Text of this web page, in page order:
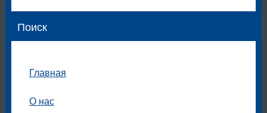
Поиск
Главная
О нас